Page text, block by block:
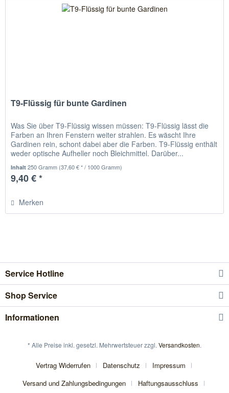
T9-Flüssig für bunte Gardinen
Was Sie über T9-Flüssig wissen müssen: T9-Flüssig lässt die
Farben an Ihren Fenstern weiter strahlen. Es wäscht Ihre
Gardinen rein, schont dabei aber die Farben. T9-Flüssig enthält
weder optische Aufheller noch Bleichmittel. Darüber...
Inhalt250 Gramm (37,60 € * / 1000 Gramm)
9,40 € *
Merken
Service Hotline
Shop Service
Informationen
* Alle Preise inkl. gesetzl. Mehrwertsteuer zzgl. Versandkosten.
Vertrag Widerrufen Datenschutz
Impressum
Versand und Zahlungsbedingungen
Haftungsausschluss